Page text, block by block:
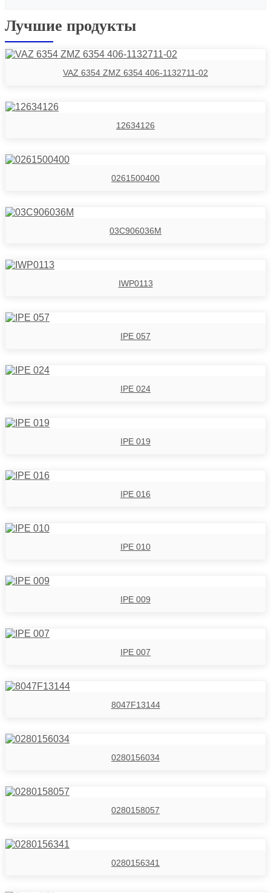
Лучшие продукты
VAZ 6354 ZMZ 6354 406-1132711-02
12634126
0261500400
03C906036M
IWP0113
IPE 057
IPE 024
IPE 019
IPE 016
IPE 010
IPE 009
IPE 007
8047F13144
0280156034
0280158057
0280156341